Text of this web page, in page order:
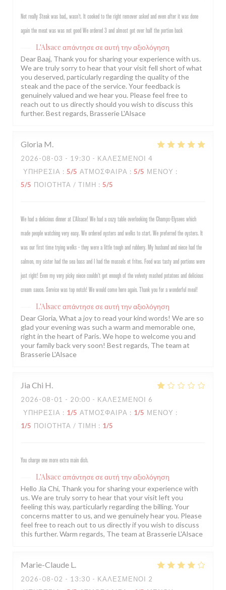
Not really Steak was bad,, wasn’t. It cooked to the right remover asked and even after it was done
again the meat was was not good We ordered 3 and almost got over half the portion back
L'Alsace απάντησε σε αυτή την αξιολόγηση
Dear Baaj, Thank you for sharing your experience with us.
We are truly sorry to hear that your visit fell short of what
you deserved, particularly regarding the quality of the
steak and the pace of the service. Your feedback is
genuinely valued and we hear you. Please feel free to
reach out to us directly should you wish to discuss this
further. Best regards, Brasserie L'Alsace
Gloria M
2026-08-03 - 19:30 - ΚΑΛΕΣΜΈΝΟΙ 4
ΥΠΗΡΕΣΊΑ : 5/5 ΑΤΜΌΣΦΑΙΡΑ : 5/5 ΜΕΝΟΎ :
5/5 ΠΟΙΌΤΗΤΑ / ΤΙΜΉ : 5/5
We had a delicious dinner at L’Alsace! We had a cozy table overlooking the Champs-Elysees which
made people watching very easy. We ordered oysters and welks to start. We preferred the oysters. It
was our first time trying welks - they were a little tough and rubbery. My husband and niece had the
salmon, my sister had the sea bass and I had the mussels et frites. Food was tasty and portions were
just right! Even my very picky niece couldn’t get enough of the velvety mashed potatoes and delicious
cream sauce. Service was top notch! We would come here again. Thank you for a wonderful meal!
L'Alsace απάντησε σε αυτή την αξιολόγηση
Dear Gloria, What a joy to read your kind words! We are so
glad your evening was such a warm and memorable one,
right in the heart of Paris. We hope to welcome you and
your family back very soon! Best regards, The team at
Brasserie L'Alsace
Jia Chi H
2026-08-01 - 20:00 - ΚΑΛΕΣΜΈΝΟΙ 6
ΥΠΗΡΕΣΊΑ : 1/5 ΑΤΜΌΣΦΑΙΡΑ : 1/5 ΜΕΝΟΎ :
1/5 ΠΟΙΌΤΗΤΑ / ΤΙΜΉ : 1/5
You charge one more extra main dish.
L'Alsace απάντησε σε αυτή την αξιολόγηση
Hello Jia Chi, Thank you for sharing your experience with
us. We are truly sorry to hear that your visit left you
feeling this way, particularly regarding the billing. Your
concerns matter to us, and we genuinely hear you. Please
feel free to reach out to us directly if you wish to discuss
this further. Warm regards, The team at Brasserie L'Alsace
Marie-Claude L
2026-08-02 - 13:30 - ΚΑΛΕΣΜΈΝΟΙ 2